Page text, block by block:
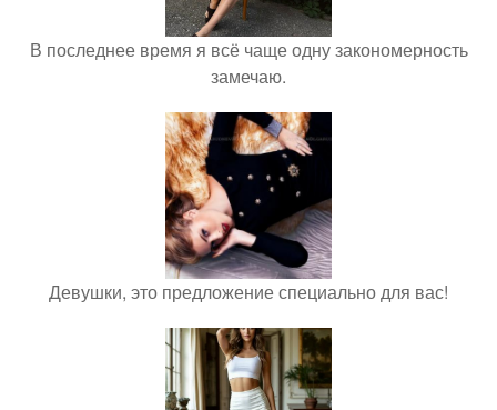
В последнее время я всё чаще одну закономерность
замечаю.
Девушки, это предложение специально для вас!